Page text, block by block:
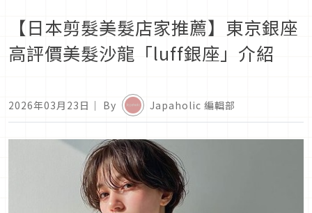
【日本剪髮美髮店家推薦】東京銀座
高評價美髮沙龍「luff銀座」介紹
2026年03月23日 ｜ By Japaholic 編輯部